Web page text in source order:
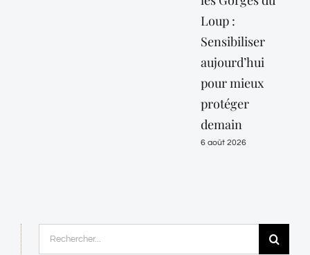
Loup :
Sensibiliser
aujourd’hui
pour mieux
protéger
demain
6 août 2026